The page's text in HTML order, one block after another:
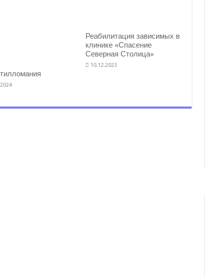
Реабилитация зависимых в
клинике «Спасение
Северная Столица»
10.12.2023